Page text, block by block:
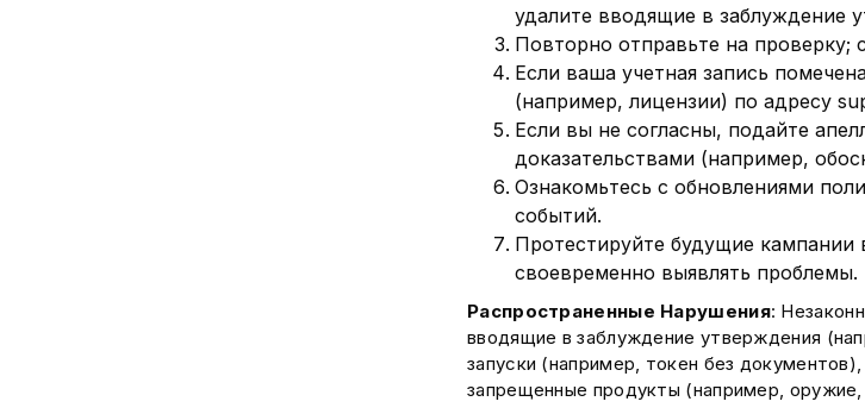
удалите вводящие в заблуждение
Повторно отправьте на проверку;
Если ваша учетная запись
(например, лицензии) по адресу
Если вы не согласны, подайте
доказательствами (например,
Ознакомьтесь с обновлениями
событий.
Протестируйте будущие
своевременно выявлять проблемы.
Распространенные Нарушения:
вводящие в заблуждение утверждения
запуски (например, токен без
запрещенные продукты (например, оружие,